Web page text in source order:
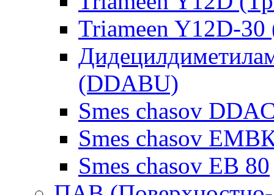
Triameen Y12D-
(DDABU)
Smes chasov
Smes chasov
Smes chasov ЕВ 80